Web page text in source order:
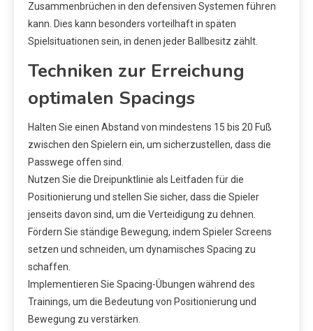
Zusammenbrüchen in den defensiven Systemen führen
kann. Dies kann besonders vorteilhaft in späten
Spielsituationen sein, in denen jeder Ballbesitz zählt.
Techniken zur Erreichung
optimalen Spacings
Halten Sie einen Abstand von mindestens 15 bis 20 Fuß
zwischen den Spielern ein, um sicherzustellen, dass die
Passwege offen sind.
Nutzen Sie die Dreipunktlinie als Leitfaden für die
Positionierung und stellen Sie sicher, dass die Spieler
jenseits davon sind, um die Verteidigung zu dehnen.
Fördern Sie ständige Bewegung, indem Spieler Screens
setzen und schneiden, um dynamisches Spacing zu
schaffen.
Implementieren Sie Spacing-Übungen während des
Trainings, um die Bedeutung von Positionierung und
Bewegung zu verstärken.